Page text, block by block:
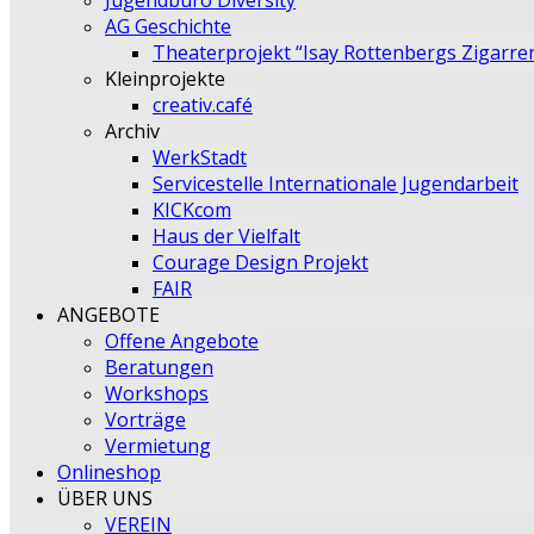
AG Geschichte
Theaterprojekt “Isay Rottenbergs
Kleinprojekte
creativ.café
Archiv
WerkStadt
Servicestelle Internationale Jugendarbeit
KICKcom
Haus der Vielfalt
Courage Design Projekt
FAIR
ANGEBOTE
Offene Angebote
Beratungen
Workshops
Vorträge
Vermietung
Onlineshop
ÜBER UNS
VEREIN